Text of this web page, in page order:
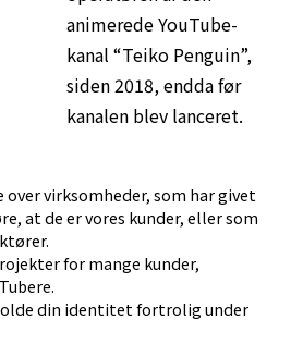
animerede YouTube-
kanal “Teiko Penguin”,
siden 2018, endda før
kanalen blev lanceret.
virksomheder, som har givet
at de er vores kunder, eller som
for mange kunder,
din identitet fortrolig under